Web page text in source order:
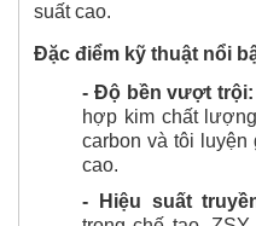
suất cao.
Đặc điểm kỹ thuật nổi
- Độ bền vượt trội:
hợp kim chất
carbon và tôi
cao.
- Hiệu suất